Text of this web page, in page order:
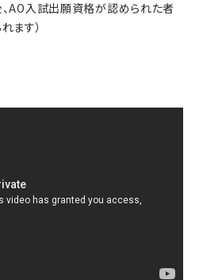
AO入試出願資格が認められた者
ます）